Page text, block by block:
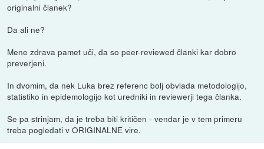
originalni članek?
Da ali ne?
Mene zdrava pamet uči, da so peer-reviewed članki kar dobro
preverjeni.
In dvomim, da nek Luka brez referenc bolj obvlada metodologijo,
statistiko in epidemologijo kot uredniki in reviewerji tega članka.
Se pa strinjam, da je treba biti kritičen - vendar je v tem primeru
treba pogledati v ORIGINALNE vire.